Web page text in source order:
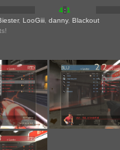
4:1
, LooGiii danny, Blackout